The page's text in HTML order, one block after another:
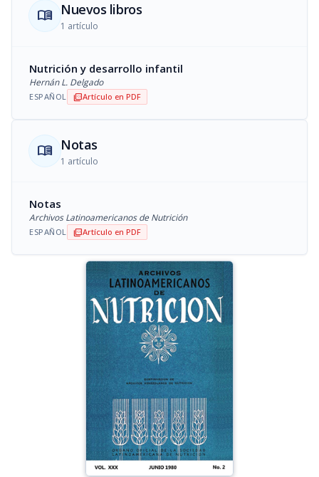
menu_book Nuevos libros
1 artículo
Nutrición y desarrollo infantil
Hernán L. Delgado
ESPAÑOL picture_as_pdfArtículo en PDF
menu_book Notas
1 artículo
Notas
Archivos Latinoamericanos de Nutrición
ESPAÑOL picture_as_pdfArtículo en PDF